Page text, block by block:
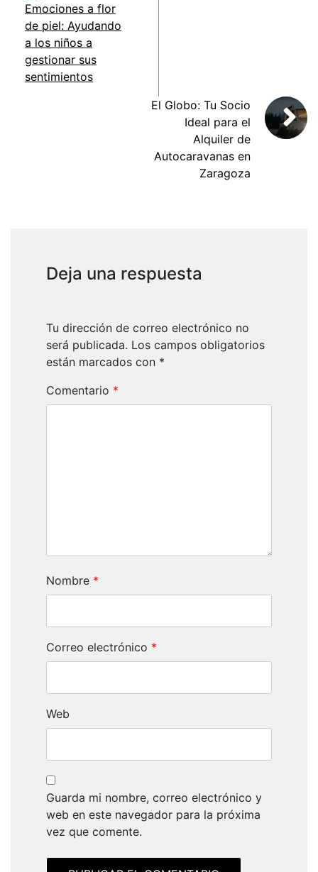
Emociones a flor
de piel: Ayudando
a los niños a
gestionar sus
sentimientos
El Globo: Tu Socio
Ideal para el
Alquiler de
Autocaravanas en
Zaragoza
Deja una respuesta
Tu dirección de correo electrónico no
será publicada. Los campos obligatorios
están marcados con *
Comentario *
Nombre *
Correo electrónico *
Web
Guarda mi nombre, correo electrónico y
web en este navegador para la próxima
vez que comente.